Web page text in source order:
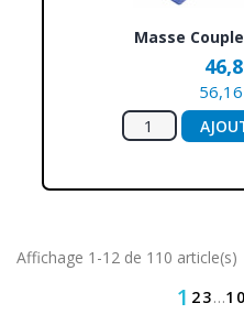
Masse
Affichage 1-12 de 110 article(s)
1 23…10